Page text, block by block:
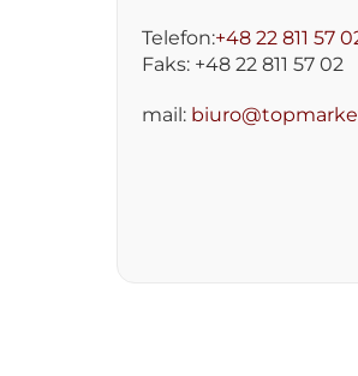
Telefon:+48 22 811 57
Faks: +48 22 811 57 02
mail: